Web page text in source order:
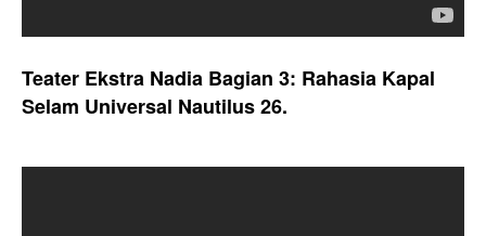
Teater Ekstra Nadia Bagian 3: Rahasia Kapal
Selam Universal Nautilus 26.